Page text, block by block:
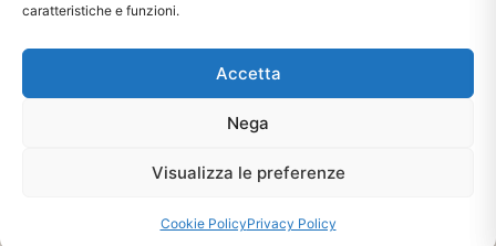
caratteristiche e funzioni.
Accetta
Nega
Visualizza le preferenze
Cookie PolicyPrivacy Policy
Ti interessa?